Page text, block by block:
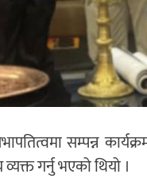
सम्पन्न
गर्नु भएको थियो ।